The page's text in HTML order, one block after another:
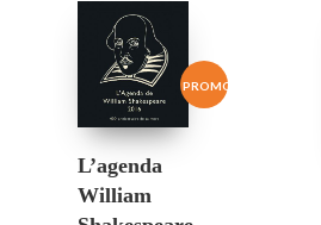
L’agenda
William